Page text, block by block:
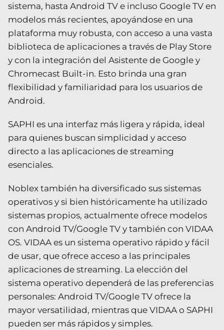
sistema, hasta Android TV e incluso Google TV en
modelos más recientes, apoyándose en una
plataforma muy robusta, con acceso a una vasta
biblioteca de aplicaciones a través de Play Store
y con la integración del Asistente de Google y
Chromecast Built-in. Esto brinda una gran
flexibilidad y familiaridad para los usuarios de
Android.
SAPHI es una interfaz más ligera y rápida, ideal
para quienes buscan simplicidad y acceso
directo a las aplicaciones de streaming
esenciales.
Noblex también ha diversificado sus sistemas
operativos y si bien históricamente ha utilizado
sistemas propios, actualmente ofrece modelos
con Android TV/Google TV y también con VIDAA
OS. VIDAA es un sistema operativo rápido y fácil
de usar, que ofrece acceso a las principales
aplicaciones de streaming. La elección del
sistema operativo dependerá de las preferencias
personales: Android TV/Google TV ofrece la
mayor versatilidad, mientras que VIDAA o SAPHI
pueden ser más rápidos y simples.